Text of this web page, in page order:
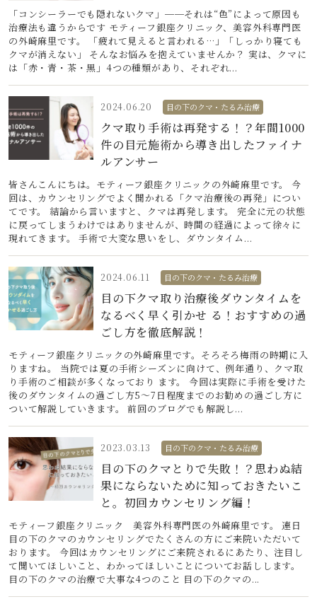
「コンシーラーでも隠れないクマ」──それは“色”によって原因も
治療法も違うからです モティーフ銀座クリニック、美容外科専門医
の外崎麻里です。 「疲れて見えると言われる…」「しっかり寝ても
クマが消えない」 そんなお悩みを抱えていませんか？ 実は、クマに
は「赤・青・茶・黒」4つの種類があり、それぞれ...
2024.06.20 目の下のクマ・たるみ治療
クマ取り手術は再発する！？年間1000
件の目元施術から導き出したファイナ
ルアンサー
皆さんこんにちは。モティーフ銀座クリニックの外崎麻里です。 今
回は、カウンセリングでよく聞かれる「クマ治療後の再発」につい
てです。 結論から言いますと、クマは再発します。 完全に元の状態
に戻ってしまうわけではありませんが、時間の経過によって徐々に
現れてきます。 手術で大変な思いをし、ダウンタイム...
2024.06.11 目の下のクマ・たるみ治療
目の下クマ取り治療後ダウンタイムを
なるべく早く引かせ る！おすすめの過
ごし方を徹底解説！
モティーフ銀座クリニックの外崎麻里です。そろそろ梅雨の時期に入
りますね。 当院では夏の手術シーズンに向けて、例年通り、クマ取
り手術のご相談が多くなっており ます。 今回は実際に手術を受けた
後のダウンタイムの過ごし方5～7日程度までのお勧めの過ごし方に
ついて解説していきます。 前回のブログでも解説し...
2023.03.13 目の下のクマ・たるみ治療
目の下のクマとりで失敗！？思わぬ結
果にならないために知っておきたいこ
と。初回カウンセリング編！
モティーフ銀座クリニック 美容外科専門医の外崎麻里です。 連日
目の下のクマのカウンセリングでたくさんの方にご来院いただいて
おります。 今回はカウンセリングにご来院されるにあたり、注目し
て聞いてほしいこと、わかってほしいことについてお話しします。
目の下のクマの治療で大事な4つのこと 目の下のクマの...